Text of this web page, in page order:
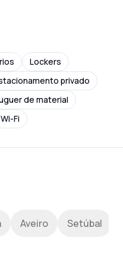
Lockers
privado
de material
Wi-Fi
Aveiro Setúbal